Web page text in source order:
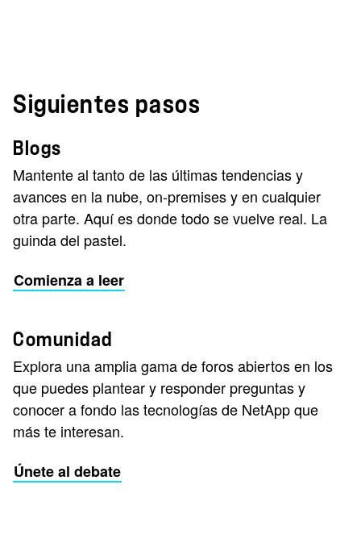
Siguientes pasos
Blogs
Mantente al tanto de las últimas tendencias y
avances en la nube, on-premises y en cualquier
otra parte. Aquí es donde todo se vuelve real. La
guinda del pastel.
Comienza a leer
Comunidad
Explora una amplia gama de foros abiertos en los
que puedes plantear y responder preguntas y
conocer a fondo las tecnologías de NetApp que
más te interesan.
Únete al debate